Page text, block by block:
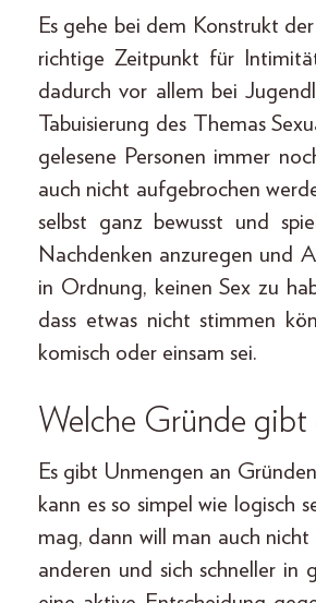
Es gehe bei dem Konstrukt
richtige Zeitpunkt für
dadurch vor allem bei
Tabuisierung des Themas
gelesene Personen immer
auch nicht aufgebrochen
selbst ganz bewusst und
Nachdenken anzuregen und
in Ordnung, keinen Sex zu
dass etwas nicht stimmen
komisch oder einsam sei.
Welche Gründe gibt
Es gibt Unmengen an
kann es so simpel wie logisch
mag, dann will man auch
anderen und sich schneller in